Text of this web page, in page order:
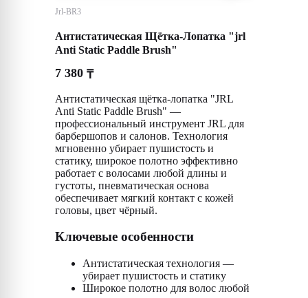
Jrl-BR3
Антистатическая Щётка-Лопатка "jrl
Anti Static Paddle Brush"
7 380 ₸
Антистатическая щётка-лопатка "JRL
Anti Static Paddle Brush" —
профессиональный инструмент JRL для
барбершопов и салонов. Технология
мгновенно убирает пушистость и
статику, широкое полотно эффективно
работает с волосами любой длины и
густоты, пневматическая основа
обеспечивает мягкий контакт с кожей
головы, цвет чёрный.
Ключевые особенности
Антистатическая технология —
убирает пушистость и статику
Широкое полотно для волос любой